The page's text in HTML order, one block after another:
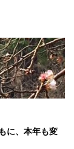
に、本年も変